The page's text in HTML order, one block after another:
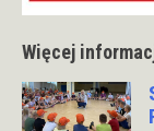
Więcej